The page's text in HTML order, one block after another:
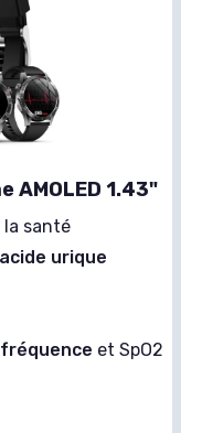
AMOLED 1.43"
la santé
acide urique
et SpO2